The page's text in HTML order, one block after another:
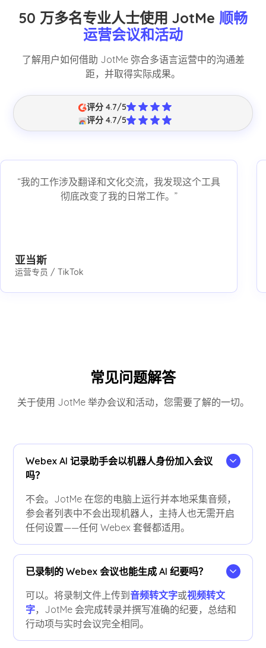
50 万多名专业人士使用 JotMe 顺畅
运营会议和活动
了解用户如何借助 JotMe 弥合多语言运营中的沟通差
距，并取得实际成果。
评分 4.7/5
评分 4.7/5
“我的工作涉及翻译和文化交流，我发现这个工具
彻底改变了我的日常工作。”
亚当斯
运营专员 / TikTok
常见问题解答
关于使用 JotMe 举办会议和活动，您需要了解的一切。
Webex AI 记录助手会以机器人身份加入会议
吗？
不会。JotMe 在您的电脑上运行并本地采集音频，
参会者列表中不会出现机器人，主持人也无需开启
任何设置——任何 Webex 套餐都适用。
已录制的 Webex 会议也能生成 AI 纪要吗？
可以。将录制文件上传到 音频转文字或视频转文
字，JotMe 会完成转录并撰写准确的纪要，总结和
行动项与实时会议完全相同。